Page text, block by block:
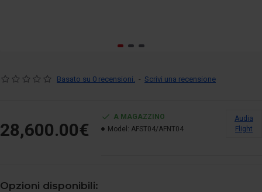
Basato su 0 recensioni. - Scrivi una recensione
28,600.00€
A MAGAZZINO
Model: AFST04/AFNT04
Audia
Flight
Opzioni disponibili: